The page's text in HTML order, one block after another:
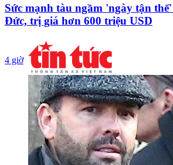
Sức mạnh tàu ngầm 'ngày tận
Đức, trị giá hơn 600 triệu USD
4 giờ